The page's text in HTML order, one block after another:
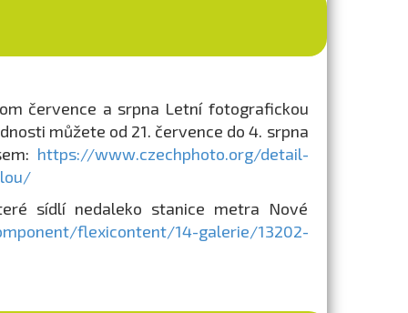
července a srpna Letní fotografickou
můžete od 21. července do 4. srpna
https://www.czechphoto.org/detail-
sídlí nedaleko stanice metra Nové
flexicontent/14-galerie/13202-